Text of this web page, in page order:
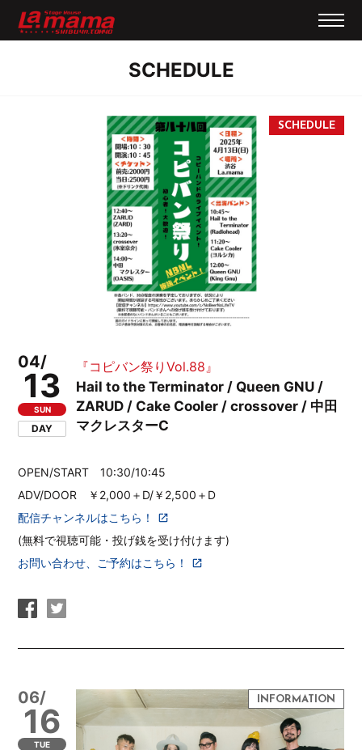
SCHEDULE
04/
13
SUN
DAY
『コピバン祭りVol.88』
Hail to the Terminator / Queen GNU /
ZARUD / Cake Cooler / crossover / 中田
マクレスターC
OPEN/START 10:30/10:45
ADV/DOOR ￥2,000＋D/￥2,500＋D
配信チャンネルはこちら！
(無料で視聴可能・投げ銭を受け付けます)
お問い合わせ、ご予約はこちら！
06/
16
TUE